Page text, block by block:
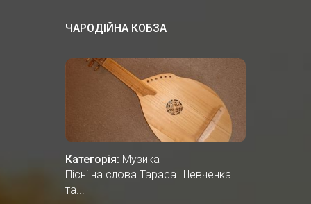
ЧАРОДІЙНА КОБЗА
Категорія: Музика
Пісні на слова Тараса Шевченка
та...